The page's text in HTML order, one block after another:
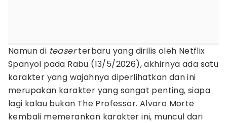
Namun di teaserterbaru yang dirilis oleh Netflix
Spanyol pada Rabu (13/5/2026), akhirnya ada satu
karakter yang wajahnya diperlihatkan dan ini
merupakan karakter yang sangat penting, siapa
lagi kalau bukan The Professor. Alvaro Morte
kembali memerankan karakter ini, muncul dari